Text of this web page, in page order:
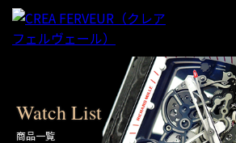
Watch List
商品一覧